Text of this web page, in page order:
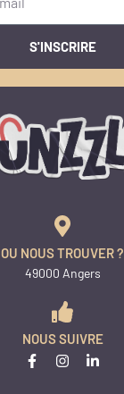
S'INSCRIRE
OU NOUS TROUVER ?
49000 Angers
NOUS SUIVRE